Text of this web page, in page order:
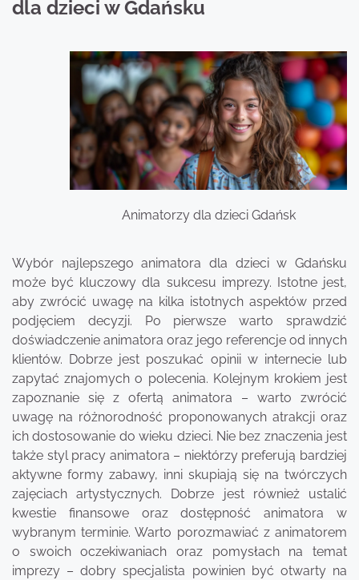
dla dzieci w Gdańsku
Animatorzy dla dzieci Gdańsk
Wybór najlepszego animatora dla dzieci w Gdańsku
może być kluczowy dla sukcesu imprezy. Istotne jest,
aby zwrócić uwagę na kilka istotnych aspektów przed
podjęciem decyzji. Po pierwsze warto sprawdzić
doświadczenie animatora oraz jego referencje od innych
klientów. Dobrze jest poszukać opinii w internecie lub
zapytać znajomych o polecenia. Kolejnym krokiem jest
zapoznanie się z ofertą animatora – warto zwrócić
uwagę na różnorodność proponowanych atrakcji oraz
ich dostosowanie do wieku dzieci. Nie bez znaczenia jest
także styl pracy animatora – niektórzy preferują bardziej
aktywne formy zabawy, inni skupiają się na twórczych
zajęciach artystycznych. Dobrze jest również ustalić
kwestie finansowe oraz dostępność animatora w
wybranym terminie. Warto porozmawiać z animatorem
o swoich oczekiwaniach oraz pomysłach na temat
imprezy – dobry specjalista powinien być otwarty na